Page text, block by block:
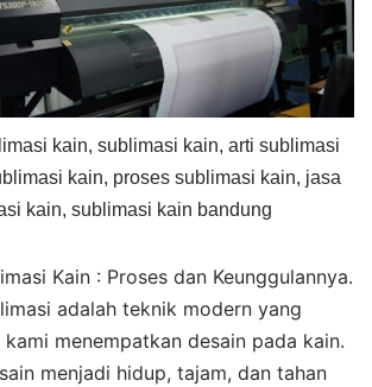
kain, sublimasi kain, arti sublimasi
kain, proses sublimasi kain, jasa
kain, sublimasi kain bandung
Kain : Proses dan Keunggulannya.
adalah teknik modern yang
menempatkan desain pada kain.
menjadi hidup, tajam, dan tahan